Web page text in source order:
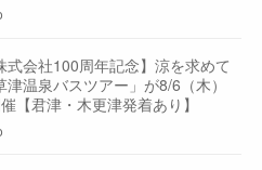
式会社100周年記念】涼を求めて
温泉バスツアー」が8/6（木）
【君津・木更津発着あり】